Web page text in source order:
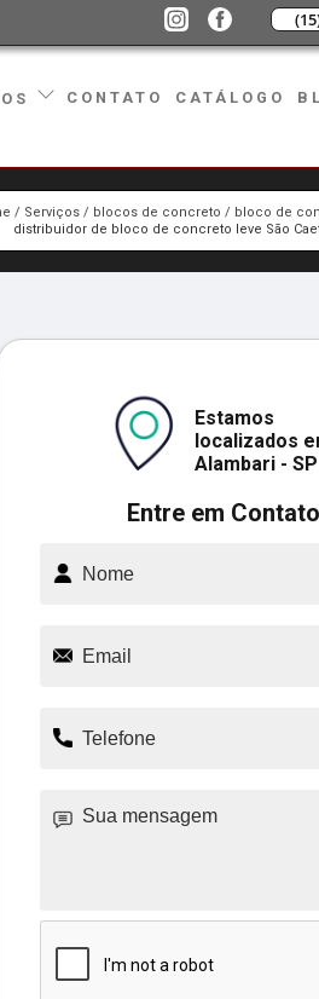
CONTATO CATÁLOGO
Serviços blocos de concreto
bloco de
distribuidor de bloco de concreto leve São
Entre em Contato
Estamos
localizados
Alambari - SP